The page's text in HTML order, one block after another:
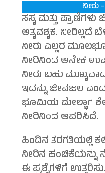
ನೀರು
ಸಸ್ಯ ಮತ್ತು ಪ್ರಾಣಿಗಳು
ಅತ್ಯವಶ್ಯಕ. ನೀರಿಲ್ಲದೆ
ನೀರು ಎಲ್ಲರ
ನೀರಿನಿಂದ ಅನೇಕ
ನೀರು ಬಹು
ಇದನ್ನು ಜೀವಜಲ
ಭೂಮಿಯ ಮೇಲ್ಭಾಗ ಶೇ.
ನೀರಿನಿಂದ ಆವರಿಸಿದೆ.
ಹಿಂದಿನ ತರಗತಿಯಲ್ಲಿ
ನೀರಿನ ಹಂಚಿಕೆಯನ್ನು
ಈ ಪ್ರಶ್ನೆಗಳಿಗೆ ಉತ್ತರಿಸು.